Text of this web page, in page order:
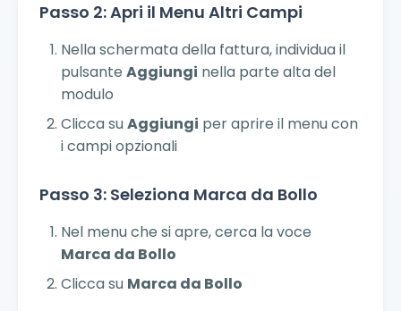
Passo 2: Apri il Menu Altri Campi
Nella schermata della fattura, individua il
pulsante Aggiungi nella parte alta del
modulo
Clicca suAggiungi per aprire il menu con
i campi opzionali
Passo 3: Seleziona Marca da Bollo
Nel menu che si apre, cerca la voce
Marca da Bollo
Clicca su Marca da Bollo